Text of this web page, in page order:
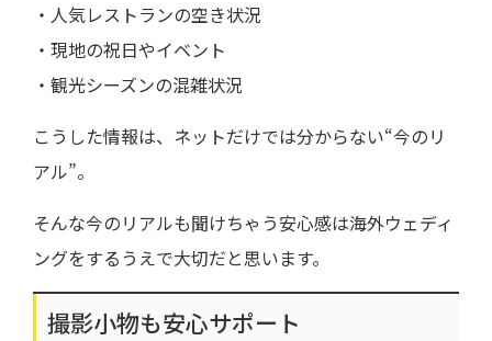
・人気レストランの空き状況
・現地の祝日やイベント
・観光シーズンの混雑状況
こうした情報は、ネットだけでは分からない“今のリ
アル”。
そんな今のリアルも聞けちゃう安心感は海外ウェディ
ングをするうえで大切だと思います。
撮影小物も安心サポート